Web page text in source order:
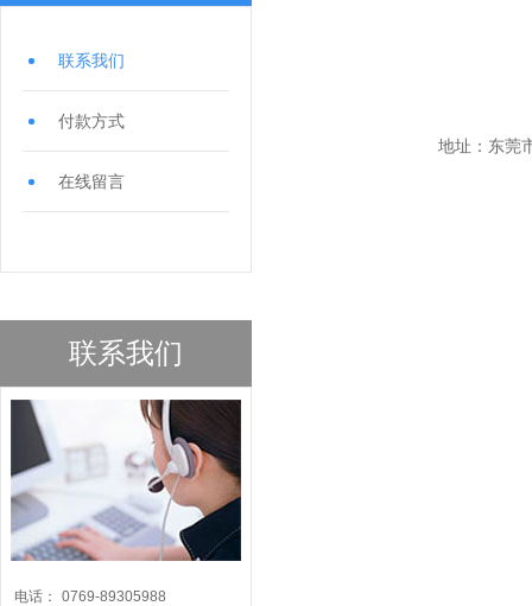
联系我们
付款方式
在线留言
联系我们
电话：
0769-89305988
地址：东莞